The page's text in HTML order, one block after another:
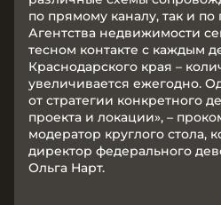
по прямому каналу, так и по
Агентства недвижимости
тесном контакте с каждым
Краснодарского края –
увеличивается ежегодно.
от стратегии конкретного
проекта и локации», –
модератор круглого стола,
директор федерального
Ольга Нарт.